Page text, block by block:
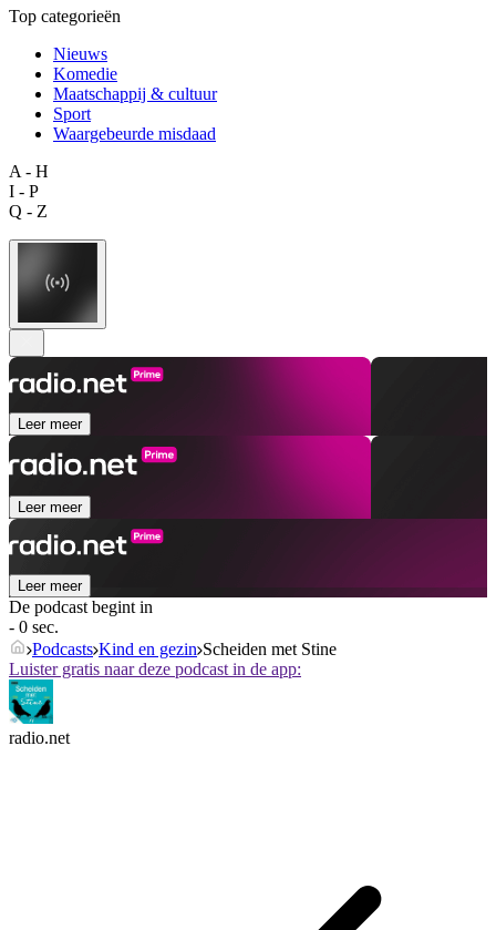
Top categorieën
Nieuws
Komedie
Maatschappij & cultuur
Sport
Waargebeurde misdaad
A - H
I - P
Q - Z
Leer meer
Leer meer
Leer meer
De podcast begint in
- 0 sec.
Podcasts Kind en gezin Scheiden met Stine
Luister gratis naar deze podcast in de app:
radio.net